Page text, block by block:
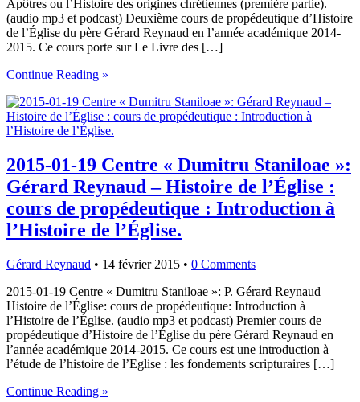
Apôtres ou l’Histoire des origines chrétiennes (première partie).
(audio mp3 et podcast) Deuxième cours de propédeutique d’Histoire
de l’Église du père Gérard Reynaud en l’année académique 2014-
2015. Ce cours porte sur Le Livre des […]
Continue Reading »
2015-01-19 Centre « Dumitru Staniloae »:
Gérard Reynaud – Histoire de l’Église :
cours de propédeutique : Introduction à
l’Histoire de l’Église.
Gérard Reynaud • 14 février 2015 • 0 Comments
2015-01-19 Centre « Dumitru Staniloae »: P. Gérard Reynaud –
Histoire de l’Église: cours de propédeutique: Introduction à
l’Histoire de l’Église. (audio mp3 et podcast) Premier cours de
propédeutique d’Histoire de l’Église du père Gérard Reynaud en
l’année académique 2014-2015. Ce cours est une introduction à
l’étude de l’histoire de l’Eglise : les fondements scripturaires […]
Continue Reading »